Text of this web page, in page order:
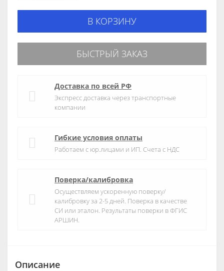
В КОРЗИНУ
БЫСТРЫЙ ЗАКАЗ
Доставка по всей РФ
Экспресс доставка через транспортные
компании
Гибкие условия оплаты
Работаем с юр.лицами и ИП. Счета с НДС
Поверка/калибровка
Осуществляем ускоренную поверку/
калибровку за 2-5 дней. Поверка в качестве
СИ или эталон. Результаты поверки в ФГИС
АРШИН.
Описание